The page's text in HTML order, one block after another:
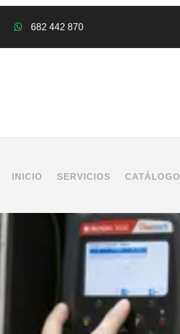
682 442 870
INICIO SERVICIOS CATÁLOGO